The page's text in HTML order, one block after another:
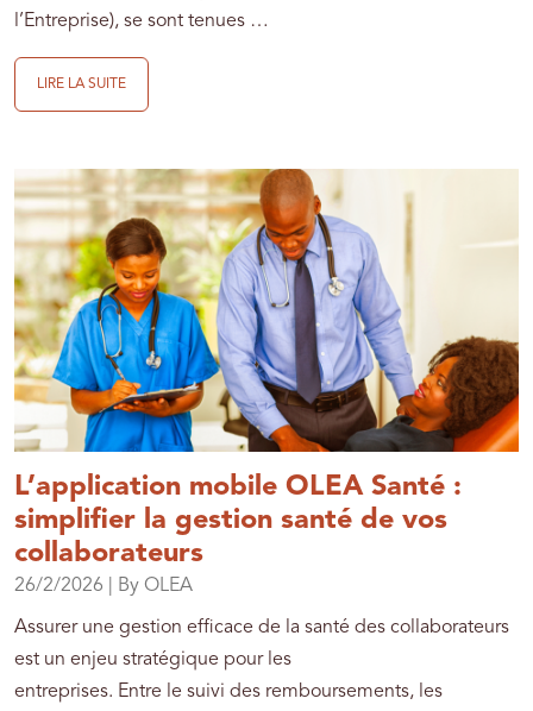
l’Entreprise), se sont tenues …
LIRE LA SUITE
L’application mobile OLEA Santé :
simplifier la gestion santé de vos
collaborateurs
26/2/2026 | By OLEA
Assurer une gestion efficace de la santé des collaborateurs
est un enjeu stratégique pour les
entreprises. Entre le suivi des remboursements, les